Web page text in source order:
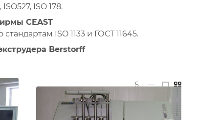
ISO 178.
CEAST
ISO 1133 и ГОСТ 11645.
Berstorff
5 —